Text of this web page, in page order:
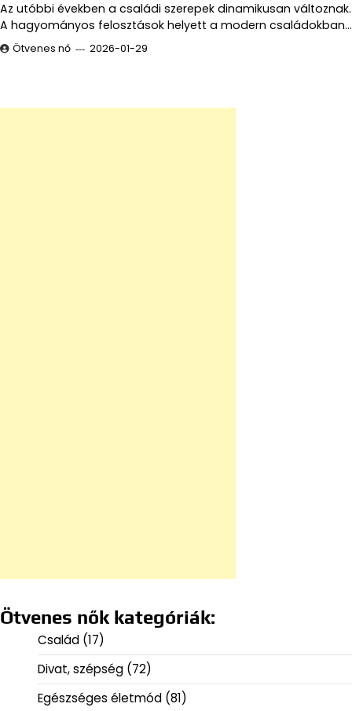
Az utóbbi években a családi szerepek dinamikusan változnak.
A hagyományos felosztások helyett a modern családokban…
Ötvenes nő 2026-01-29
Ötvenes nők kategóriák:
Család (17)
Divat, szépség (72)
Egészséges életmód (81)